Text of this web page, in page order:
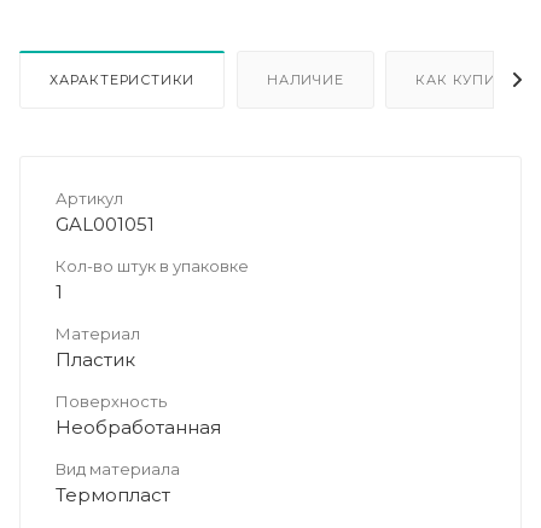
ХАРАКТЕРИСТИКИ НАЛИЧИЕ КАК КУПИТЬ
Артикул
GAL001051
Кол-во штук в упаковке
1
Материал
Пластик
Поверхность
Необработанная
Вид материала
Термопласт